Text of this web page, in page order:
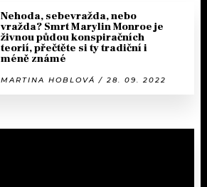
Nehoda, sebevražda, nebo
vražda? Smrt Marylin Monroe je
živnou půdou konspiračních
teorií, přečtěte si ty tradiční i
méně známé
MARTINA HOBLOVÁ / 28. 09. 2022